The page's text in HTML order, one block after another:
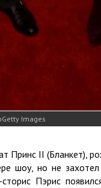
Getty Images
Принс II (Бланкет),
шоу, но не
Пэрис